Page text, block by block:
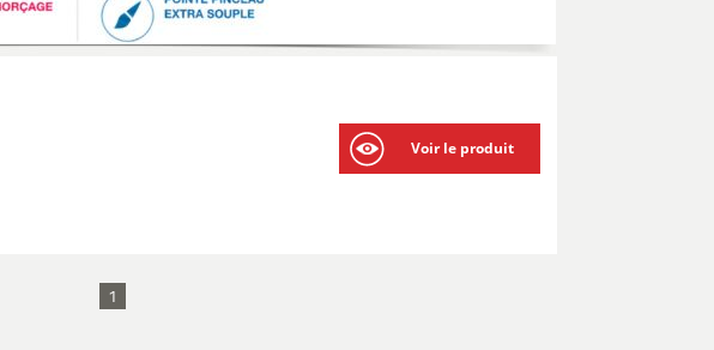
Voir le produit
1